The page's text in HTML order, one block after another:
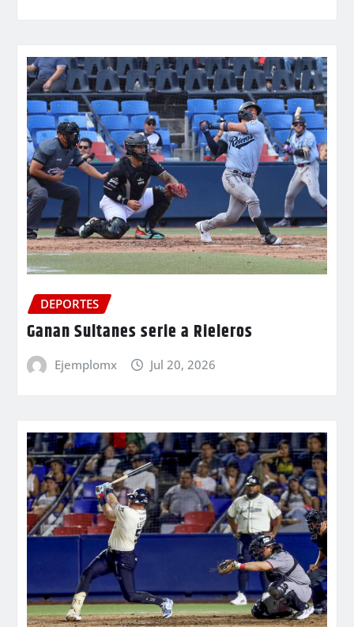
DEPORTES
Ganan Sultanes serie a Rieleros
Ejemplomx Jul 20, 2026